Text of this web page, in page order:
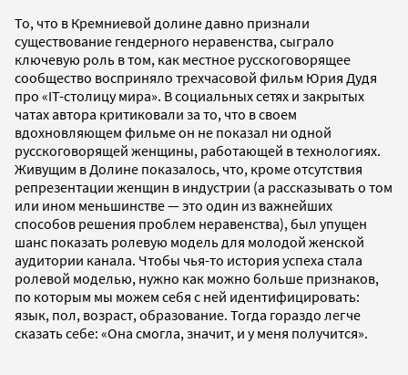
То, что в Кремниевой долине давно признали
существование гендерного неравенства, сыграло
ключевую роль в том, как местное русскоговорящее
сообщество восприняло трехчасовой фильм Юрия Дудя
про «IT-столицу мира». В социальных сетях и закрытых
чатах автора критиковали за то, что в своем
вдохновляющем фильме он не показал ни одной
русскоговорящей женщины, работающей в технологиях.
Живущим в Долине показалось, что, кроме отсутствия
репрезентации женщин в индустрии (а рассказывать о том
или ином меньшинстве — это один из важнейших
способов решения проблем неравенства), был упущен
шанс показать ролевую модель для молодой женской
аудитории канала. Чтобы чья-то история успеха стала
ролевой моделью, нужно как можно больше признаков,
по которым мы можем себя с ней идентифицировать:
язык, пол, возраст, образование. Тогда гораздо легче
сказать себе: «Она смогла, значит, и у меня получится».